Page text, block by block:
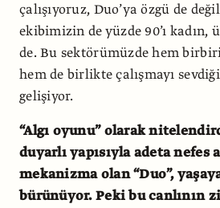
çalışıyoruz, Duo’ya özgü de
ekibimizin de yüzde 90’ı
de. Bu sektörümüzde hem
hem de birlikte çalışmayı
gelişiyor.
“Algı oyunu” olarak
duyarlı yapısıyla adeta nefes
mekanizma olan “Duo”,
bürünüyor. Peki bu canlının